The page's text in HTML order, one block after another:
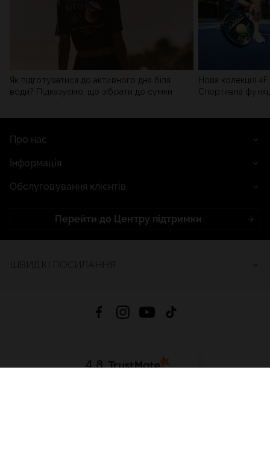
Як підготуватися до активного дня біля
води? Підказуємо, що зібрати до сумки
Нова колекція
Спортивна
Про нас
Інформація
Обслуговування клієнтів
Перейти до Центру підтримки
4.8